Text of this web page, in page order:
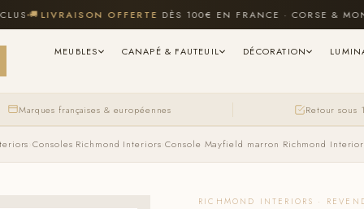
🚚LIVRAISON OFFERTEDÈS 100€ EN FRANCE · CORSE & MONACO
MEUBLES CANAPÉ & FAUTEUIL DÉCORATION
Marques françaises & européennes Retour sous
›Consoles Richmond Interiors ›Console Mayfield marron Richmond
RICHMOND INTERIORS ·